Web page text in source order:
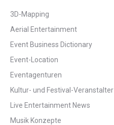
3D-Mapping
Aerial Entertainment
Event Business Dictionary
Event-Location
Eventagenturen
Kultur- und Festival-Veranstalter
Live Entertainment News
Musik Konzepte